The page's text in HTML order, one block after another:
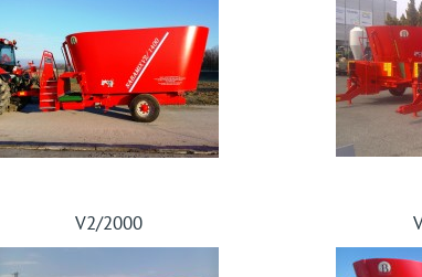
V2/2000